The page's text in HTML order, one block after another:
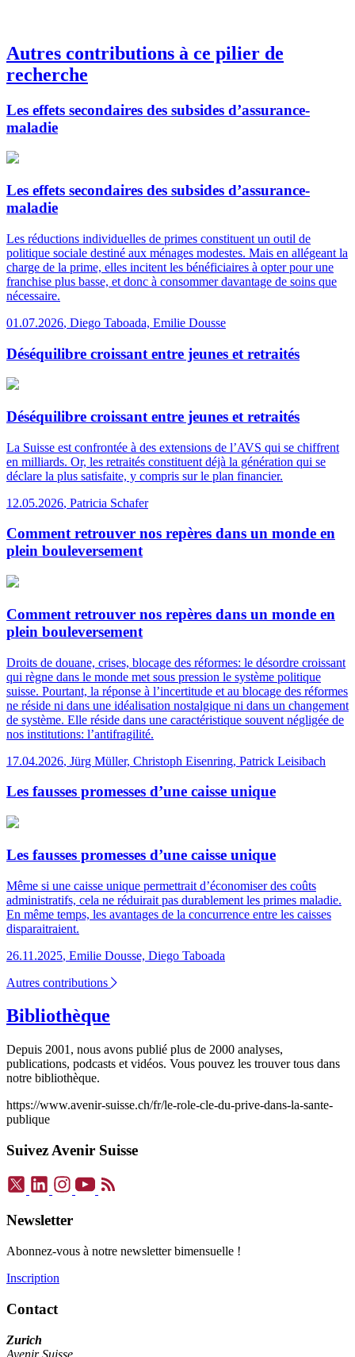
Autres contributions à ce pilier de
recherche
Les effets secondaires des subsides d’assurance-
maladie
Les effets secondaires des subsides d’assurance-
maladie
Les réductions individuelles de primes constituent un outil de
politique sociale destiné aux ménages modestes. Mais en allégeant la
charge de la prime, elles incitent les bénéficiaires à opter pour une
franchise plus basse, et donc à consommer davantage de soins que
nécessaire.
01.07.2026, Diego Taboada, Emilie Dousse
Déséquilibre croissant entre jeunes et retraités
Déséquilibre croissant entre jeunes et retraités
La Suisse est confrontée à des extensions de l’AVS qui se chiffrent
en milliards. Or, les retraités constituent déjà la génération qui se
déclare la plus satisfaite, y compris sur le plan financier.
12.05.2026, Patricia Schafer
Comment retrouver nos repères dans un monde en
plein bouleversement
Comment retrouver nos repères dans un monde en
plein bouleversement
Droits de douane, crises, blocage des réformes: le désordre croissant
qui règne dans le monde met sous pression le système politique
suisse. Pourtant, la réponse à l’incertitude et au blocage des réformes
ne réside ni dans une idéalisation nostalgique ni dans un changement
de système. Elle réside dans une caractéristique souvent négligée de
nos institutions: l’antifragilité.
17.04.2026, Jürg Müller, Christoph Eisenring, Patrick Leisibach
Les fausses promesses d’une caisse unique
Les fausses promesses d’une caisse unique
Même si une caisse unique permettrait d’économiser des coûts
administratifs, cela ne réduirait pas durablement les primes maladie.
En même temps, les avantages de la concurrence entre les caisses
disparaitraient.
26.11.2025, Emilie Dousse, Diego Taboada
Autres contributions
Bibliothèque
Depuis 2001, nous avons publié plus de 2000 analyses,
publications, podcasts et vidéos. Vous pouvez les trouver tous dans
notre bibliothèque.
https://www.avenir-suisse.ch/fr/le-role-cle-du-prive-dans-la-sante-
publique
Suivez Avenir Suisse
Newsletter
Abonnez-vous à notre newsletter bimensuelle !
Inscription
Contact
Zurich
Avenir Suisse